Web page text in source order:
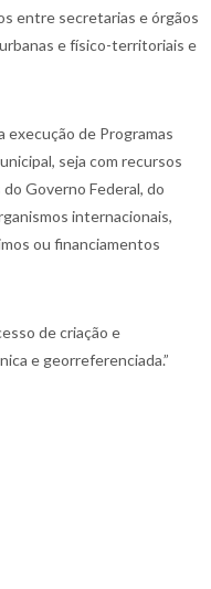
entre secretarias e órgãos
e físico-territoriais e
execução de Programas
seja com recursos
Governo Federal, do
internacionais,
ou financiamentos
de criação e
e georreferenciada.”